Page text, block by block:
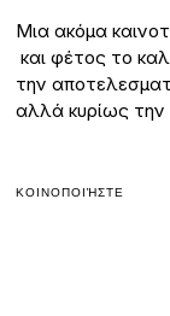
Μια ακόμα
και φέτος το
την
αλλά κυρίως την
ΚΟΙΝΟΠΟΙΉΣΤΕ